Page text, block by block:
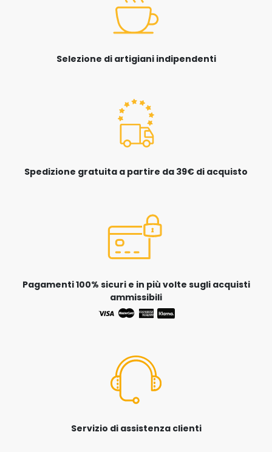
Selezione di artigiani indipendenti
Spedizione gratuita a partire da 39€ di acquisto
Pagamenti 100% sicuri e in più volte sugli acquisti
ammissibili
Servizio di assistenza clienti